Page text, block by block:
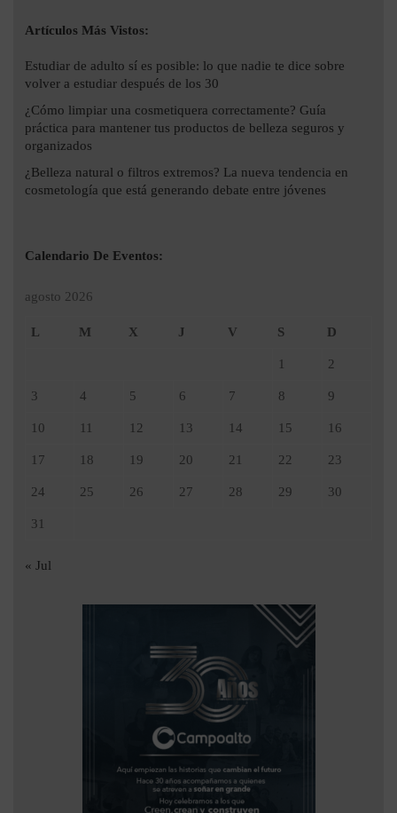
Artículos Más Vistos:
Estudiar de adulto sí es posible: lo que nadie te dice sobre
volver a estudiar después de los 30
¿Cómo limpiar una cosmetiquera correctamente? Guía
práctica para mantener tus productos de belleza seguros y
organizados
¿Belleza natural o filtros extremos? La nueva tendencia en
cosmetología que está generando debate entre jóvenes
Calendario De Eventos:
agosto 2026
L M X J V S D
1 2
3 4 5 6 7 8 9
10 11 12 13 14 15 16
17 18 19 20 21 22 23
24 25 26 27 28 29 30
31
« Jul